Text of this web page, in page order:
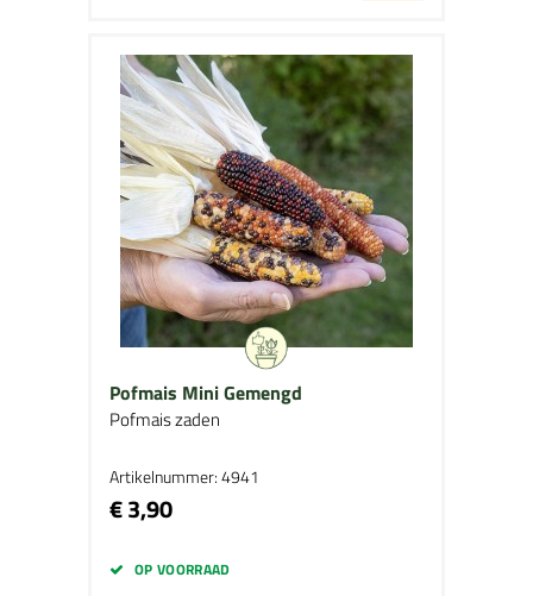
Pofmais Mini Gemengd
Pofmais zaden
Artikelnummer: 4941
€ 3,90
OP VOORRAAD